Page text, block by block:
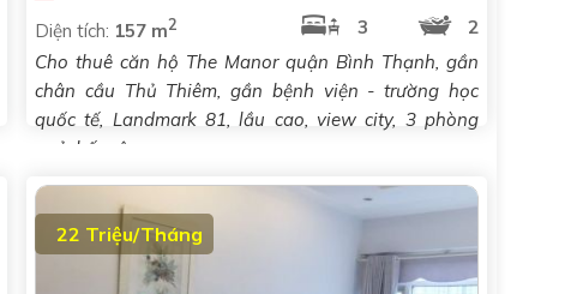
Diện tích: 157 m2 3
2
Cho thuê căn hộ The Manor quận Bình Thạnh, gần
chân cầu Thủ Thiêm, gần bệnh viện - trường học
quốc tế, Landmark 81, lầu cao, view city, 3 phòng
ngủ, bếp rộng
22 Triệu/Tháng